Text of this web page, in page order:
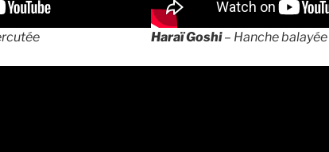
Haraï Goshi– Hanche balayée